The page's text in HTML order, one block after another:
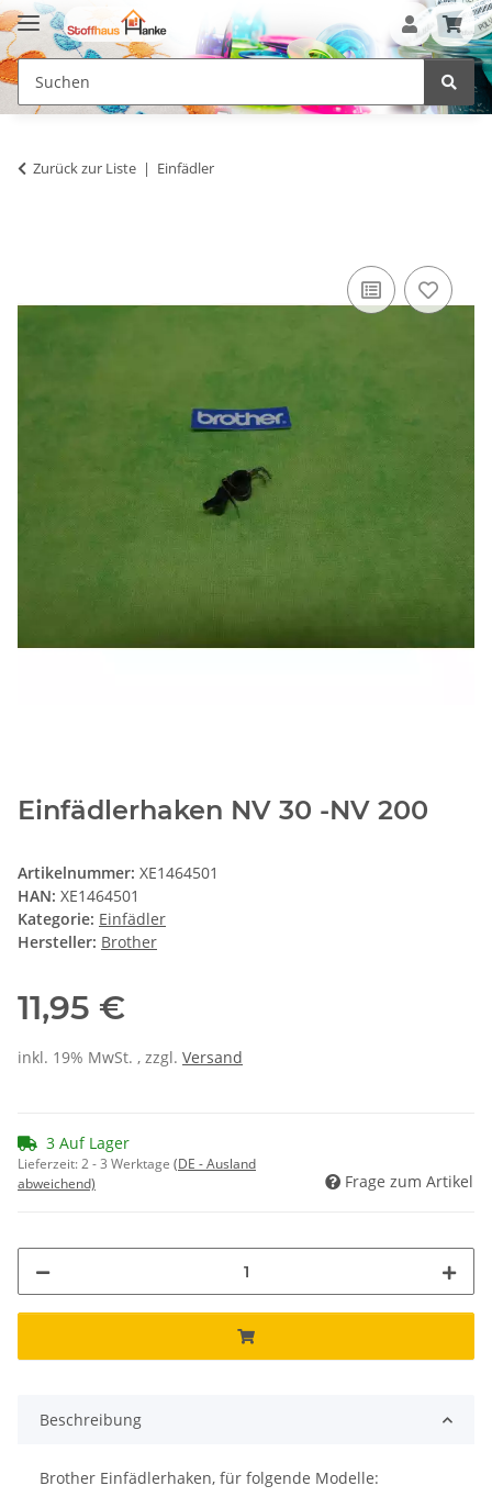
Zurück zur Liste Einfädler
Einfädlerhaken NV 30 -NV 200
Artikelnummer: XE1464501
HAN: XE1464501
Kategorie: Einfädler
Hersteller: Brother
11,95 €
inkl. 19% MwSt. , zzgl. Versand
3 Auf Lager
Lieferzeit:2 - 3 Werktage (DE - Ausland
abweichend)
Frage zum Artikel
Beschreibung
Brother Einfädlerhaken, für folgende Modelle: